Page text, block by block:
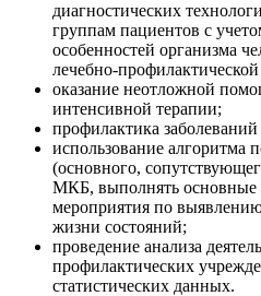
диагностических
группам пациентов с
особенностей организма
лечебно-профилактической
оказание неотложной
интенсивной терапии;
профилактика
использование алгоритма
(основного,
МКБ, выполнять основные
мероприятия по
жизни состояний;
проведение анализа
профилактических
статистических данных.